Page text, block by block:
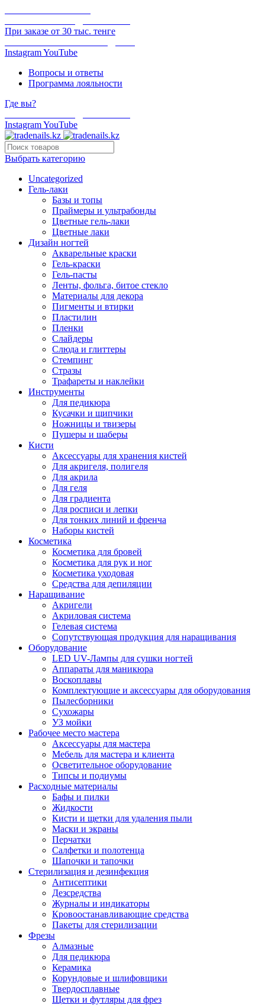
При заказе от 30 тыс. тенге
InstagramYouTube
Вопросы и ответы
Программа лояльности
Где вы?
InstagramYouTube
Выбрать категорию
Uncategorized
Гель-лаки
Базы и топы
Праймеры и ультрабонды
Цветные гель-лаки
Цветные лаки
Дизайн ногтей
Акварельные краски
Гель-краски
Гель-пасты
Ленты, фольга, битое стекло
Материалы для декора
Пигменты и втирки
Пластилин
Пленки
Слайдеры
Слюда и глиттеры
Стемпинг
Стразы
Трафареты и наклейки
Инструменты
Для педикюра
Кусачки и щипчики
Ножницы и твизеры
Пушеры и шаберы
Кисти
Аксессуары для хранения кистей
Для акригеля, полигеля
Для акрила
Для геля
Для градиента
Для росписи и лепки
Для тонких линий и френча
Наборы кистей
Косметика
Косметика для бровей
Косметика для рук и ног
Косметика уходовая
Средства для депиляции
Наращивание
Акригели
Акриловая система
Гелевая система
Сопутствующая продукция для наращивания
Оборудование
LED UV-Лампы для сушки ногтей
Аппараты для маникюра
Воскоплавы
Комплектующие и аксессуары для оборудования
Пылесборники
Сухожары
УЗ мойки
Рабочее место мастера
Аксессуары для мастера
Мебель для мастера и клиента
Осветительное оборудование
Типсы и подиумы
Расходные материалы
Бафы и пилки
Жидкости
Кисти и щетки для удаления пыли
Маски и экраны
Перчатки
Салфетки и полотенца
Шапочки и тапочки
Стерилизация и дезинфекция
Антисептики
Дезсредства
Журналы и индикаторы
Кровоостанавливающие средства
Пакеты для стерилизации
Фрезы
Алмазные
Для педикюра
Керамика
Корундовые и шлифовщики
Твердосплавные
Щетки и футляры для фрез